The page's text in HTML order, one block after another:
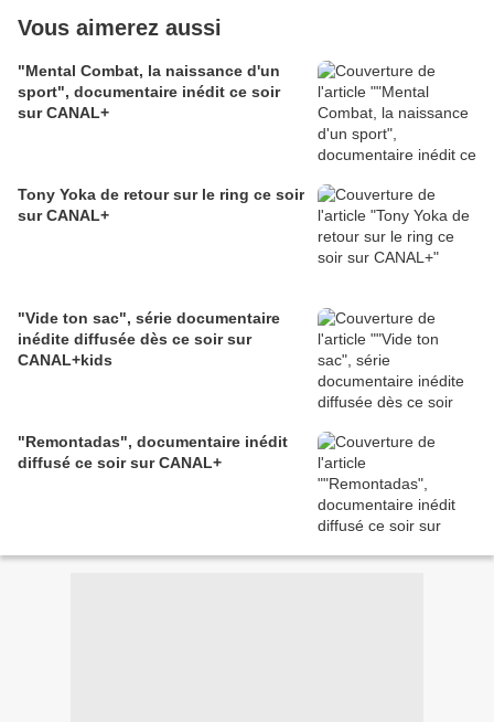
Vous aimerez aussi
"Mental Combat, la naissance d'un
sport", documentaire inédit ce soir
sur CANAL+
Tony Yoka de retour sur le ring ce soir
sur CANAL+
"Vide ton sac", série documentaire
inédite diffusée dès ce soir sur
CANAL+kids
"Remontadas", documentaire inédit
diffusé ce soir sur CANAL+